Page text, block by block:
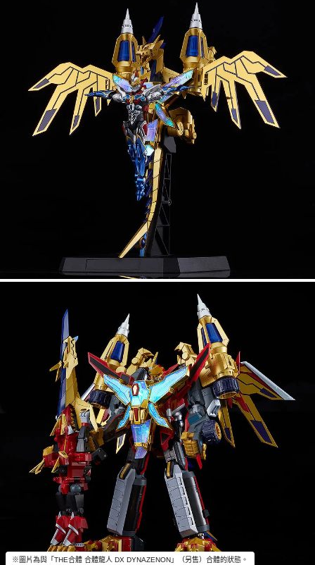
※圖片為與「THE合體 合體龍人 DX DYNAZENON」（另售）合體的狀態。